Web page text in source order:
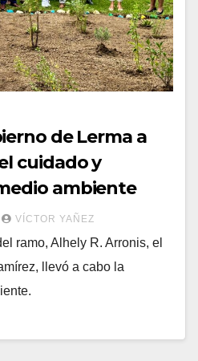
de Lerma a
cuidado y
ambiente
VÍCTOR YAÑEZ
ramo, Alhely R. Arronis, el
llevó a cabo la